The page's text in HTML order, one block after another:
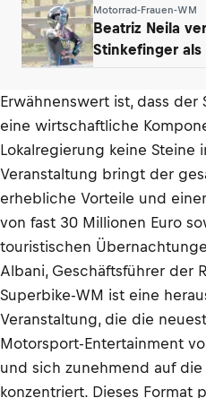
Motorrad-Frauen-WM
Beatriz Neila
Stinkefinger
Erwähnenswert ist, dass der
eine wirtschaftliche
Lokalregierung keine Steine
Veranstaltung bringt der
erhebliche Vorteile und
von fast 30 Millionen Euro
touristischen
Albani, Geschäftsführer der
Superbike-WM ist eine
Veranstaltung, die die
Motorsport-Entertainment
und sich zunehmend auf
konzentriert. Dieses Format